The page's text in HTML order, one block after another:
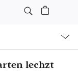
lechzt